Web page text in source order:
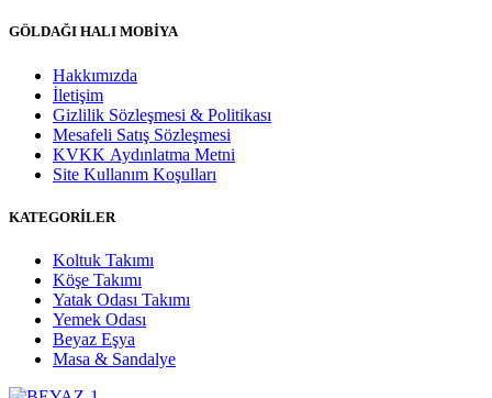
GÖLDAĞI HALI MOBİYA
Hakkımızda
İletişim
Gizlilik Sözleşmesi & Politikası
Mesafeli Satış Sözleşmesi
KVKK Aydınlatma Metni
Site Kullanım Koşulları
KATEGORİLER
Koltuk Takımı
Köşe Takımı
Yatak Odası Takımı
Yemek Odası
Beyaz Eşya
Masa & Sandalye